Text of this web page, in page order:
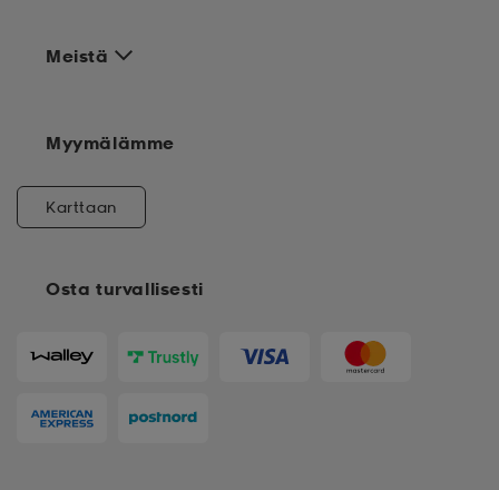
Meistä
Osta turvallisesti
Myymälämme
Karttaan